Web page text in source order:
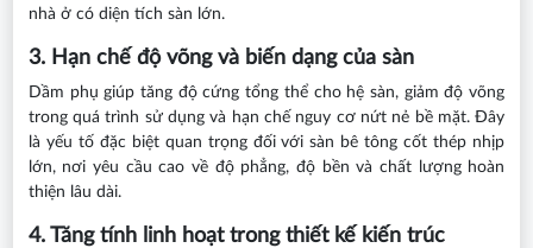
nhà ở có diện tích sàn lớn.
3. Hạn chế độ võng và biến dạng của sàn
Dầm phụ giúp tăng độ cứng tổng thể cho hệ sàn, giảm độ võng
trong quá trình sử dụng và hạn chế nguy cơ nứt nẻ bề mặt. Đây
là yếu tố đặc biệt quan trọng đối với sàn bê tông cốt thép nhịp
lớn, nơi yêu cầu cao về độ phẳng, độ bền và chất lượng hoàn
thiện lâu dài.
4. Tăng tính linh hoạt trong thiết kế kiến trúc